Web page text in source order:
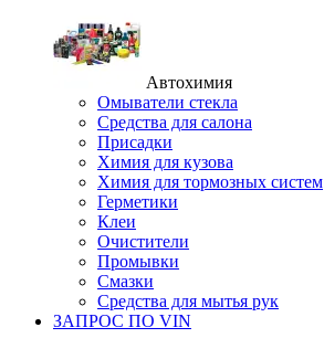
Автохимия
Омыватели стекла
Средства для салона
Присадки
Химия для кузова
Химия для тормозных систем
Герметики
Клеи
Очистители
Промывки
Смазки
Средства для мытья рук
ЗАПРОС ПО VIN